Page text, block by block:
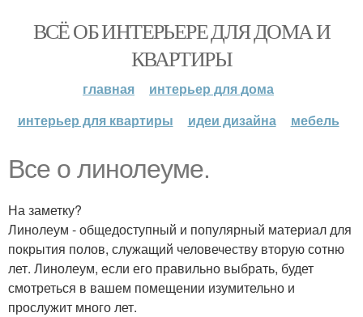
ВСЁ ОБ ИНТЕРЬЕРЕ ДЛЯ ДОМА И
КВАРТИРЫ
главная
интерьер для дома
интерьер для квартиры
идеи дизайна мебель
Все о линолеуме.
На заметку?
Линолеум - общедоступный и популярный материал для
покрытия полов, служащий человечеству вторую сотню
лет. Линолеум, если его правильно выбрать, будет
смотреться в вашем помещении изумительно и
прослужит много лет.